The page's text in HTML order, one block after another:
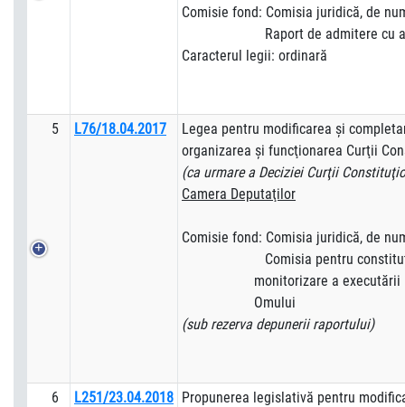
Comisie fond: Comisia juridică, de
Raport de admitere cu
Caracterul legii: ordinară
5 L76/18.04.2017
Legea pentru modificarea şi
organizarea şi funcţionarea Curţii
(ca urmare a Deciziei Curţii
Camera Deputaţilor
Comisie fond: Comisia juridică, de
Comisia pentru
monitorizare a
Omului
(sub rezerva depunerii raportului)
6 L251/23.04.2018 Propunerea legislativă pentru